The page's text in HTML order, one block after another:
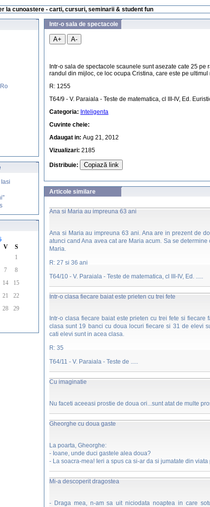
la cunoastere - carti, cursuri, seminarii & student fun
V
S
1
7
8
14
15
21
22
28
29
Intr-o sala de spectacole
A+ A-
Intr-o sala de spectacole scaunele sunt asezate cate 25
randul din mijloc, ce loc ocupa Cristina, care este pe
R: 1255
T64/9 - V. Paraiala - Teste de matematica, cl III-IV, Ed.
Categoria: Inteligenta
Cuvinte cheie:
Adaugat in: Aug 21, 2012
Vizualizari: 2185
Distribuie: Copiază link
Articole similare
Ana si Maria au impreuna 63 ani
Ana si Maria au impreuna 63 ani. Ana are in prezent de
atunci cand Ana avea cat are Maria acum. Sa se
Maria.
R: 27 si 36 ani
T64/10 - V. Paraiala - Teste de matematica, cl III-IV, Ed. .....
Intr-o clasa fiecare baiat este prieten cu trei fete
Intr-o clasa fiecare baiat este prieten cu trei fete si fiecare
clasa sunt 19 banci cu doua locuri fiecare si 31 de elevi
cati elevi sunt in acea clasa.
R: 35
T64/11 - V. Paraiala - Teste de .....
Cu imaginatie
Nu faceti aceeasi prostie de doua ori...sunt atat de multe
Gheorghe cu doua gaste
La poarta, Gheorghe:
- Ioane, unde duci gastele alea doua?
- La soacra-mea! Ieri a spus ca si-ar da si jumatate din viata
Mi-a descoperit dragostea
- Draga mea, n-am sa uit niciodata noaptea in care